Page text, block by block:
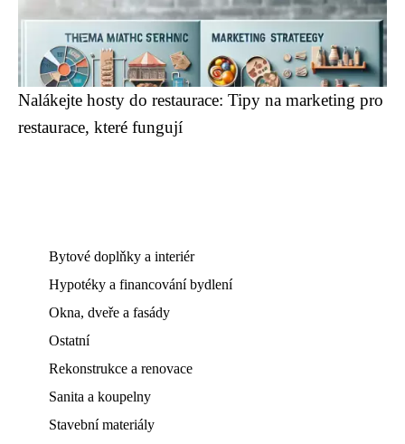
Nalákejte hosty do restaurace: Tipy na marketing pro
restaurace, které fungují
Bytové doplňky a interiér
Hypotéky a financování bydlení
Okna, dveře a fasády
Ostatní
Rekonstrukce a renovace
Sanita a koupelny
Stavební materiály